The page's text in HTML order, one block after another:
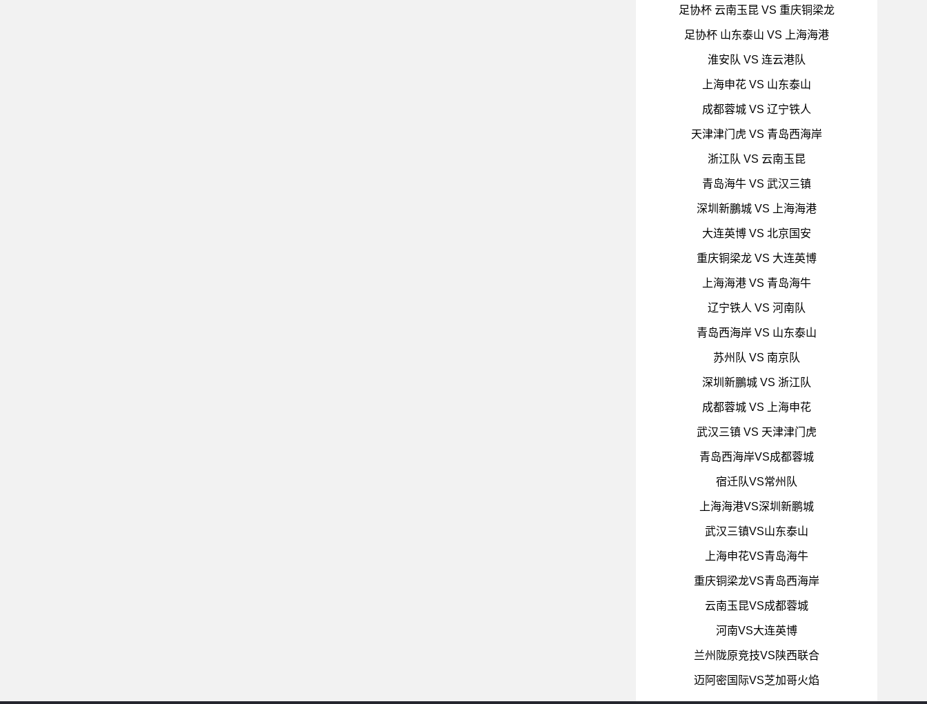
足协杯 云南玉昆 VS 重庆铜梁龙
足协杯 山东泰山 VS 上海海港
淮安队 VS 连云港队
上海申花 VS 山东泰山
成都蓉城 VS 辽宁铁人
天津津门虎 VS 青岛西海岸
浙江队 VS 云南玉昆
青岛海牛 VS 武汉三镇
深圳新鵬城 VS 上海海港
大连英博 VS 北京国安
重庆铜梁龙 VS 大连英博
上海海港 VS 青岛海牛
辽宁铁人 VS 河南队
青岛西海岸 VS 山东泰山
苏州队 VS 南京队
深圳新鵬城 VS 浙江队
成都蓉城 VS 上海申花
武汉三镇 VS 天津津门虎
青岛西海岸VS成都蓉城
宿迁队VS常州队
上海海港VS深圳新鹏城
武汉三镇VS山东泰山
上海申花VS青岛海牛
重庆铜梁龙VS青岛西海岸
云南玉昆VS成都蓉城
河南VS大连英博
兰州陇原竞技VS陕西联合
迈阿密国际VS芝加哥火焰